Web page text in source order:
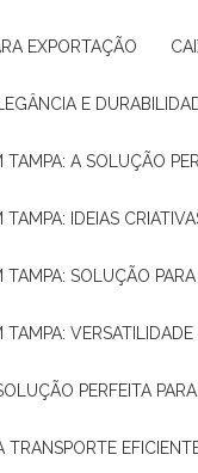
EXPORTAÇÃO
E
TAMPA: A SOLUÇÃO
TAMPA: IDEIAS
TAMPA: SOLUÇÃO
TAMPA:
PERFEITA
TRANSPORTE